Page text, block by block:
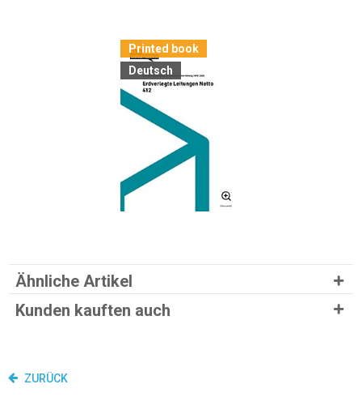
Printed book
Deutsch
Ähnliche Artikel
Kunden kauften auch
ZURÜCK